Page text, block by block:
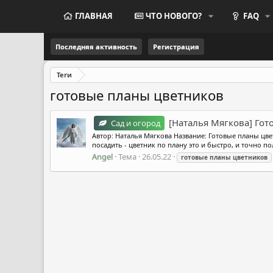
ГЛАВНАЯ ЧТО НОВОГО? FAQ
Последняя активность Регистрация
Теги
готовые планы цветников
Сад и огород [Наталья Мягкова]
Автор: Наталья Мягкова Название: Готовые планы
посадить - цветник по плану это и быстро, и точно
Angel Тема 26.05.22 готовые планы цветников